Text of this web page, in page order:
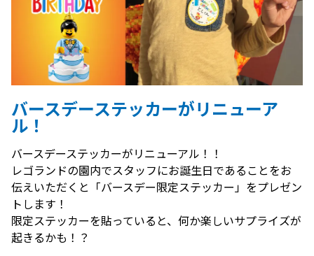
バースデーステッカーがリニューア
ル！
バースデーステッカーがリニューアル！！
レゴランドの園内でスタッフにお誕生日であることをお
伝えいただくと「バースデー限定ステッカー」をプレゼン
トします！
限定ステッカーを貼っていると、何か楽しいサプライズが
起きるかも！？